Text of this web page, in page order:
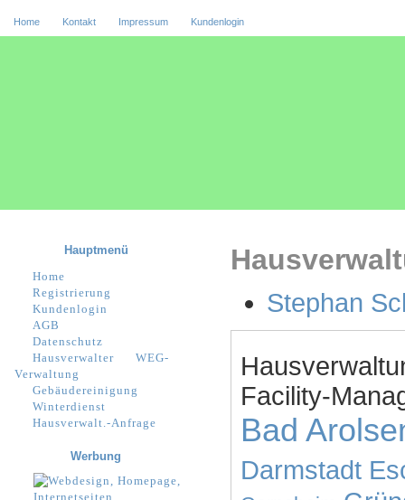
Home Kontakt Impressum Kundenlogin
Stephan
Facility-
Bad
Darmstadt
Hauptmenü
Home
Registrierung
Kundenlogin
AGB
Datenschutz
Hausverwalter
WEG-
Verwaltung
Gebäudereinigung
Winterdienst
Hausverwalt.-Anfrage
Werbung